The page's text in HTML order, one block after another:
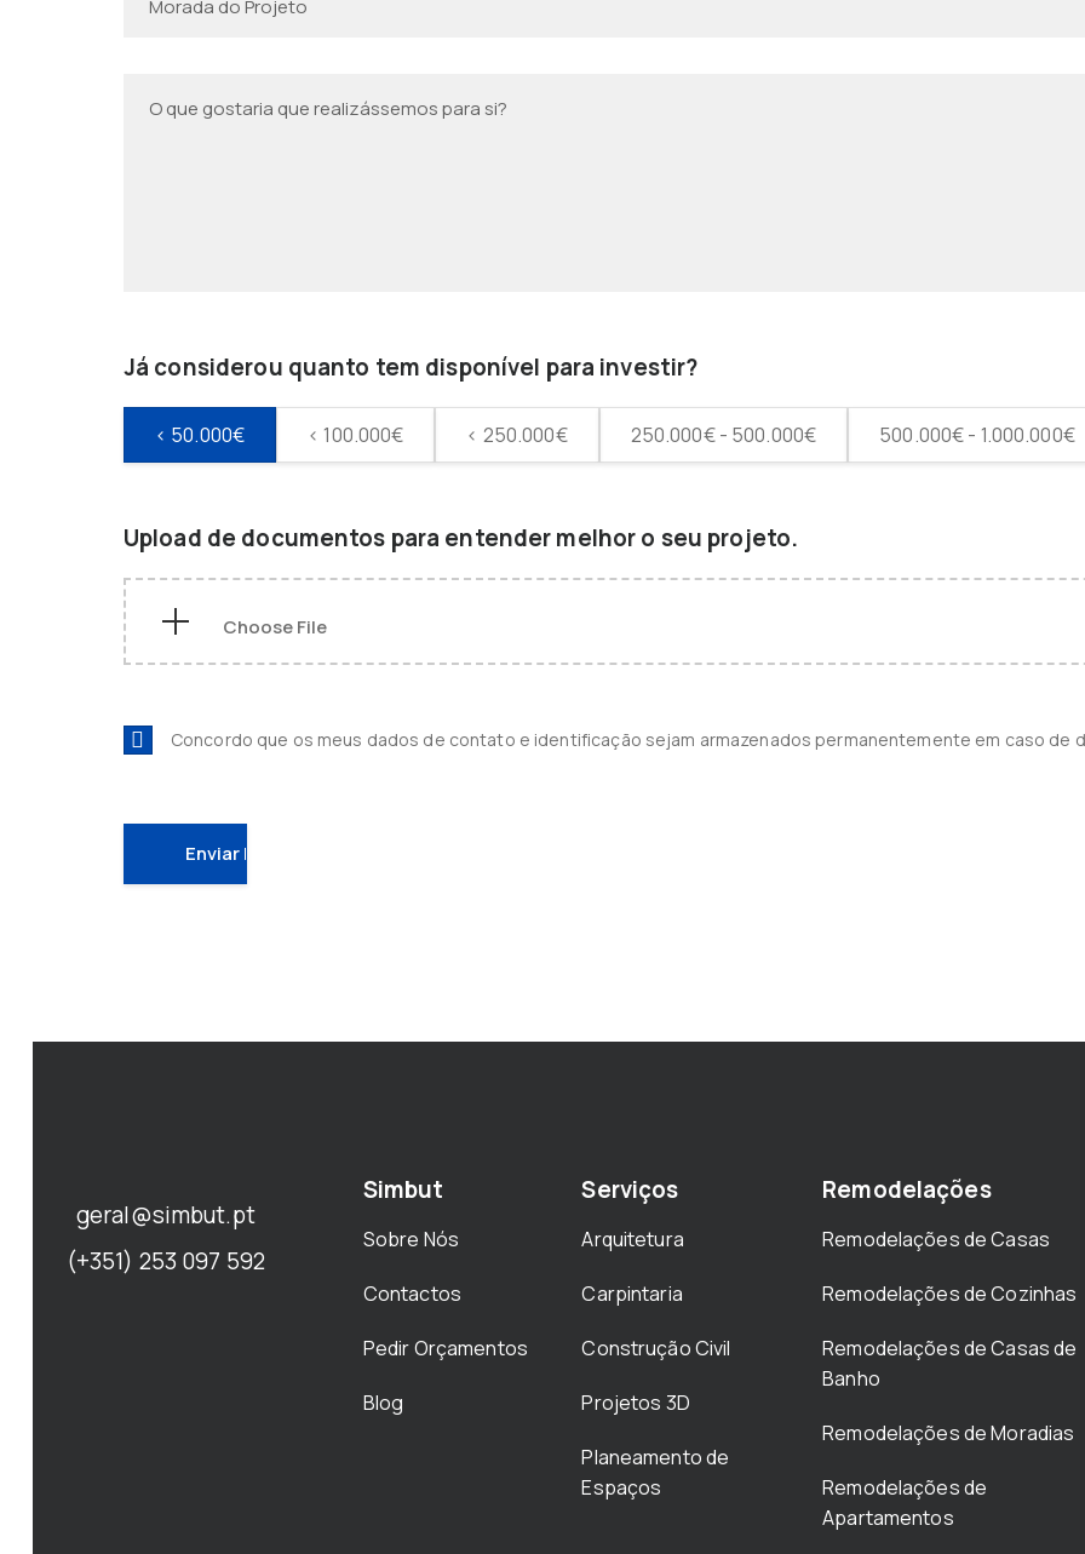
Já considerou quanto tem disponível para investir?
< 50.000€ < 100.000€ < 250.000€ 250.000€ - 500.000€ 500.000€ - 1.000.000€
Upload de documentos para entender melhor o seu projeto.
Concordo que os meus dados de contato e identificação sejam armazenados permanentemente em caso de
geral@simbut.pt
(+351) 253 097 592
Simbut
Sobre Nós
Contactos
Pedir Orçamentos
Blog
Serviços
Arquitetura
Carpintaria
Construção Civil
Projetos 3D
Planeamento de
Espaços
Remodelações
Remodelações de Casas
Remodelações de Cozinhas
Remodelações de Casas de
Banho
Remodelações de Moradias
Remodelações de
Apartamentos